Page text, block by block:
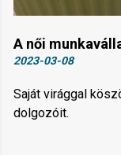
A női
2023-03-08
Saját virággal
dolgozóit.